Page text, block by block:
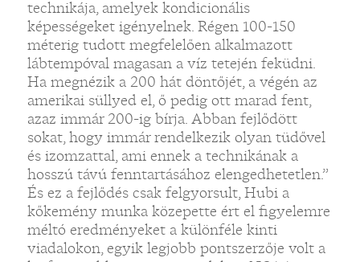
technikája, amelyek kondicionális
képességeket igényelnek. Régen 100-150
méterig tudott megfelelően alkalmazott
lábtempóval magasan a víz tetején feküdni.
Ha megnézik a 200 hát döntőjét, a végén az
amerikai süllyed el, ő pedig ott marad fent,
azaz immár 200-ig bírja. Abban fejlődött
sokat, hogy immár rendelkezik olyan tüdővel
és izomzattal, ami ennek a technikának a
hosszú távú fenntartásához elengedhetetlen.”
És ez a fejlődés csak felgyorsult, Hubi a
kőkemény munka közepette ért el figyelemre
méltó eredményeket a különféle kinti
viadalokon, egyik legjobb pontszerzője volt a